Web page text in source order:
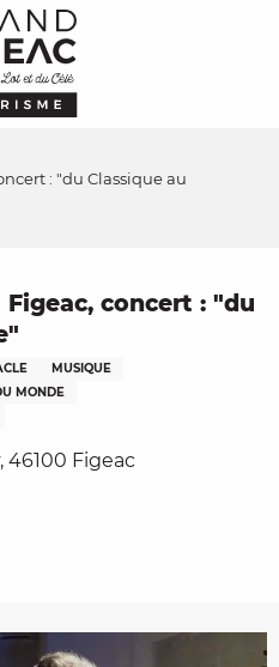
: "du Classique au
concert : "du
MUSIQUE
MONDE
46100 Figeac